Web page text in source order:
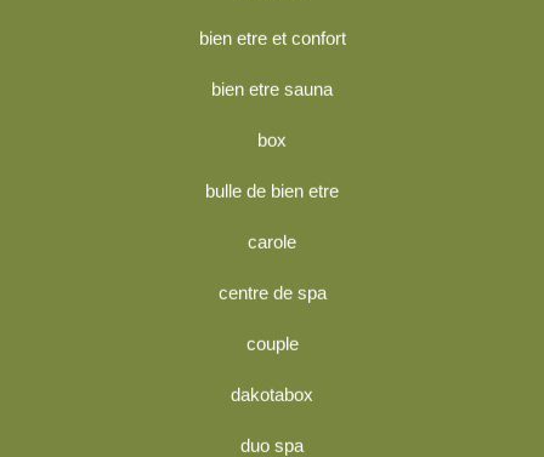
bien etre et confort
bien etre sauna
box
bulle de bien etre
carole
centre de spa
couple
dakotabox
duo spa